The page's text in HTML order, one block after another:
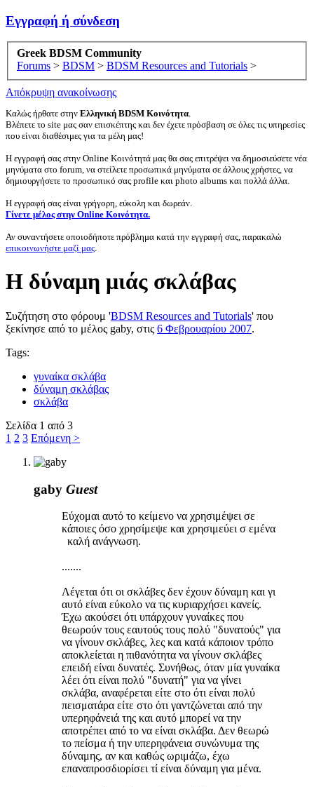
Εγγραφή ή σύνδεση
Greek BDSM Community
Forums > BDSM > BDSM Resources and Tutorials >
Απόκρυψη ανακοίνωσης
Καλώς ήρθατε στην Ελληνική BDSM Κοινότητα.
Βλέπετε το site μας σαν επισκέπτης και δεν έχετε πρόσβαση σε όλες τις υπηρεσίες
που είναι διαθέσιμες για τα μέλη μας!
Η εγγραφή σας στην Online Κοινότητά μας θα σας επιτρέψει να δημοσιεύσετε νέα
μηνύματα στο forum, να στείλετε προσωπικά μηνύματα σε άλλους χρήστες, να
δημιουργήσετε το προσωπικό σας profile και photo albums και πολλά άλλα.
Η εγγραφή σας είναι γρήγορη, εύκολη και δωρεάν.
Γίνετε μέλος στην Online Κοινότητα.
Αν συναντήσετε οποιοδήποτε πρόβλημα κατά την εγγραφή σας, παρακαλώ
επικοινωνήστε μαζί μας.
Η δύναμη μιάς σκλάβας
Συζήτηση στο φόρουμ 'BDSM Resources and Tutorials' που
ξεκίνησε από το μέλος gaby, στις 6 Φεβρουαρίου 2007.
Tags:
γυναίκα σκλάβα
δύναμη σκλάβας
σκλάβα
Σελίδα 1 από 3
1 2 3 Επόμενη >
gaby Guest
Εύχομαι αυτό το κείμενο να χρησιμέψει σε
κάποιες όσο χρησίμεψε και χρησιμεύει σ εμένα
καλή ανάγνωση.
.......
Λέγεται ότι οι σκλάβες δεν έχουν δύναμη και γι
αυτό είναι εύκολο να τις κυριαρχήσει κανείς.
Έχω ακούσει ότι υπάρχουν γυναίκες που
θεωρούν τους εαυτούς τους πολύ "δυνατούς" για
να γίνουν σκλάβες, λες και κατά κάποιον τρόπο
αποκλείεται η πιθανότητα να γίνουν σκλάβες
επειδή είναι δυνατές. Συνήθως, όταν μία γυναίκα
λέει ότι είναι πολύ "δυνατή" για να γίνει
σκλάβα, αναφέρεται είτε στο ότι είναι πολύ
πεισματάρα είτε στο ότι γαντζώνεται από την
υπερηφάνειά της και αυτό μπορεί να την
αποτρέπει από το να είναι σκλάβα. Δεν θεωρώ
το πείσμα ή την υπερηφάνεια συνώνυμα της
δύναμης, αν και καθώς ωριμάζω, έχω
επαναπροσδιορίσει τί είναι δύναμη για μένα.